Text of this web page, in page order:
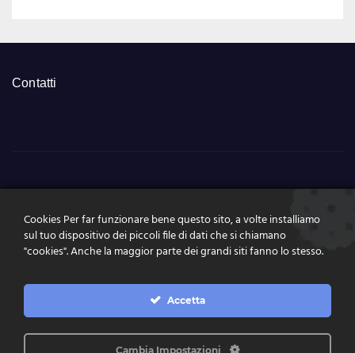
Contatti
NumeriSuperEnalott
o.it
Cookies Per far funzionare bene questo sito, a volte installiamo
sul tuo dispositivo dei piccoli file di dati che si chiamano
"cookies". Anche la maggior parte dei grandi siti fanno lo stesso.
Accetta
Cambia Impostazioni